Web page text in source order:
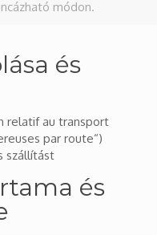
módon.
és
relatif au transport
par route“)
szállítást
és